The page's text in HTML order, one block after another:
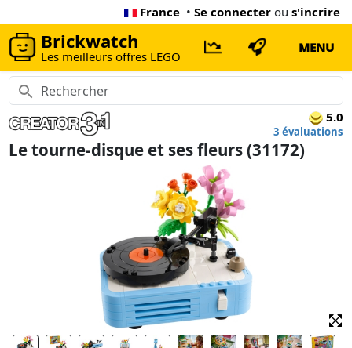
France • Se connecter ou s'incrire
Brickwatch
Les meilleurs offres LEGO
MENU
5.0
3 évaluations
Le tourne-disque et ses fleurs (31172)